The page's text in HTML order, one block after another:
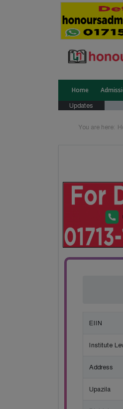
Home
Updates
You are here:
EIIN
Institute
Address
Upazila